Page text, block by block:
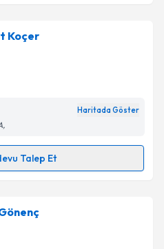
için randevu takvimi talebi
randevu almanız için bir
e-posta ile bilgilendireceğiz.
ilişkin
kişisel verilerimin belirtilen
Gönder
Koçer
Haritada Göster
Talep Et
için randevu takvimi talebi
randevu almanız için bir
e-posta ile bilgilendireceğiz.